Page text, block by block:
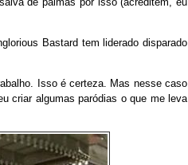
Bastard tem liderado disparado
Isso é certeza. Mas nesse caso
criar algumas paródias o que me leva